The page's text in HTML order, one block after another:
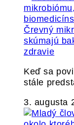
Črevný
skúmajú
zdravie
Keď sa
stále
3. augusta